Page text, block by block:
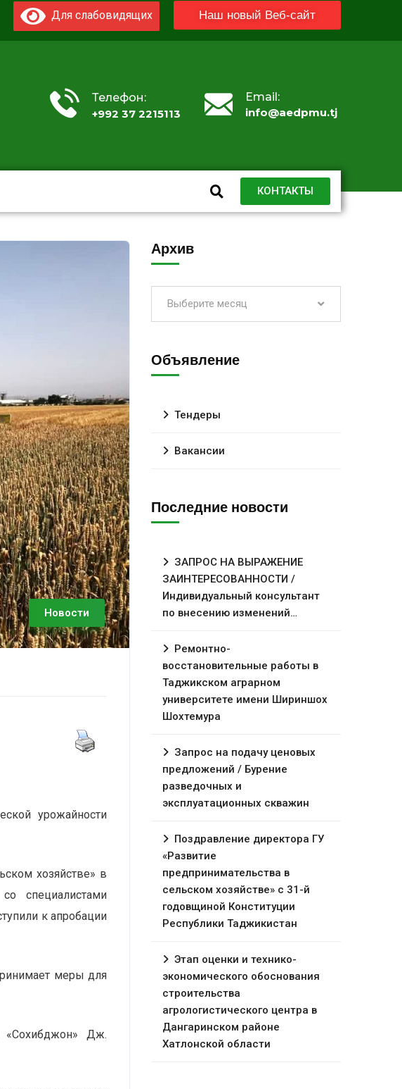
Для слабовидящих Наш новый Веб-сайт
Телефон:
+992 37 2215113
Email:
info@aedpmu.tj
КОНТАКТЫ
Новости
урожайности
хозяйстве» в
специалистами
к апробации
меры для
«Сохибджон» Дж.
Архив
Выберите месяц
Объявление
Тендеры
Вакансии
Последние новости
ЗАПРОС НА ВЫРАЖЕНИЕ
ЗАИНТЕРЕСОВАННОСТИ /
Индивидуальный консультант
по внесению изменений…
Ремонтно-
восстановительные работы в
Таджикском аграрном
университете имени Шириншох
Шохтемура
Запрос на подачу ценовых
предложений / Бурение
разведочных и
эксплуатационных скважин
Поздравление директора ГУ
«Развитие
предпринимательства в
сельском хозяйстве» с 31-й
годовщиной Конституции
Республики Таджикистан
Этап оценки и технико-
экономического обоснования
строительства
агрологистического центра в
Дангаринском районе
Хатлонской области